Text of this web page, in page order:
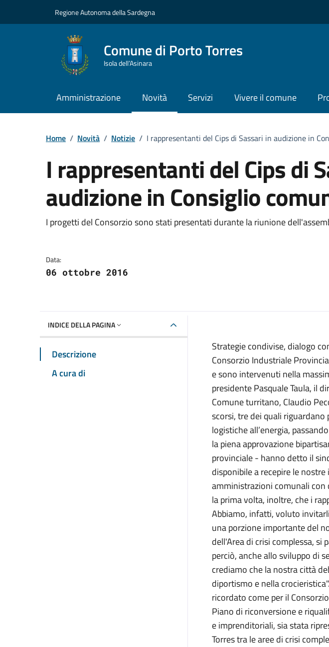
Regione Autonoma della Sardegna
Comune di Porto Torres
Isola dell’Asinara
Amministrazione Novità Servizi Vivere il comune
Home / Novità / Notizie / I rappresentanti del Cips di Sassari in audizione in
I rappresentanti del Cips di
audizione in Consiglio
Dettagli della notizia
I progetti del Consorzio sono stati presentati durante la riunione
Data:
06 ottobre 2016
INDICE DELLA PAGINA
Descrizione
A cura di
Strategie condivise, dialogo
Consorzio Industriale
e sono intervenuti nella
presidente Pasquale Taula, il
Comune turritano, Claudio
scorsi, tre dei quali
logistiche all’energia,
la piena approvazione
provinciale - hanno detto il
disponibile a recepire le
amministrazioni comunali con
la prima volta, inoltre, che i
Abbiamo, infatti, voluto
una porzione importante del
dell'Area di crisi complessa, si
perciò, anche allo sviluppo di
crediamo che la nostra città
diportismo e nella
ricordato come per il
Piano di riconversione e
e imprenditoriali, sia stata
Torres tra le aree di crisi